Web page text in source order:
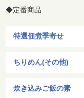
◆定番商品
特選佃煮季寄せ
ちりめん(その他)
炊き込みご飯の素